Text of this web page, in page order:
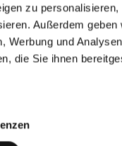
zu
Außerdem
Werbung und
die Sie ihnen
uno
alle vicine
migliori
rigidi criteri di